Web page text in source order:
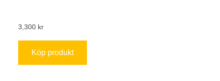
3,300 kr
Köp produkt